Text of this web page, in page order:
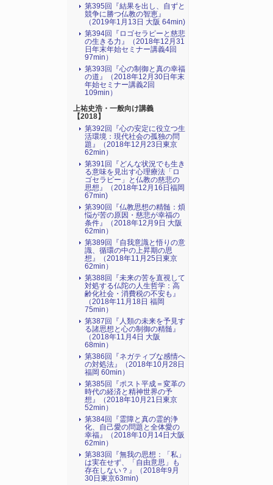
第395回『結果を出し、自ずと
競争に勝つ仏教の智恵』
（2019年1月13日 大阪 64min)
第394回『ロゴセラピーと慈悲
の生きる力』（2018年12月31
日年末年始セミナー講義4回
97min）
第393回『心の制御と真の幸福
の道』（2018年12月30日年末
年始セミナー講義2回
109min）
上祐史浩・一般向け講義
【2018】
第392回『心の安定に役立つ生
活環境：現代社会の孤独の問
題』（2018年12月23日東京
62min）
第391回『どんな状況でも生き
る意味を見出す心理療法「ロ
ゴセラピー」と仏教の慈悲の
思想』（2018年12月16日福岡
67min)
第390回『仏教思想の精髄：煩
悩が苦の原因・慈悲が幸福の
条件』（2018年12月9日 大阪
62min）
第389回『自我意識と悟りの意
識、循環の中の上昇期の思
想』（2018年11月25日東京
62min）
第388回『未来の苦を直視して
対処する仏陀の人生哲学：高
齢化社会・消費税の不安も』
（2018年11月18日 福岡
75min）
第387回『人類の未来を予見す
る諸思想と心の制御の精髄』
（2018年11月4日 大阪
68min）
第386回『ネガティブな感情へ
の対処法』（2018年10月28日
福岡 60min）
第385回『ポスト平成＝変革の
時代の経済と精神世界の予
想』（2018年10月21日東京
52min）
第384回『霊障と真の霊的浄
化、自己愛の問題と全体愛の
幸福』（2018年10月14日大阪
62min）
第383回『無我の思想：「私」
は実在せず、「自由意思」も
存在しない？』（2018年9月
30日東京63min)